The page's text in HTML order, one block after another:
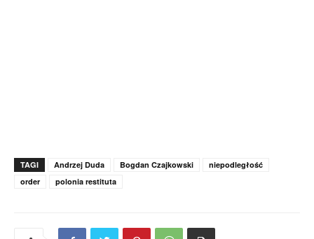
TAGI Andrzej Duda Bogdan Czajkowski
niepodległość
order
polonia restituta